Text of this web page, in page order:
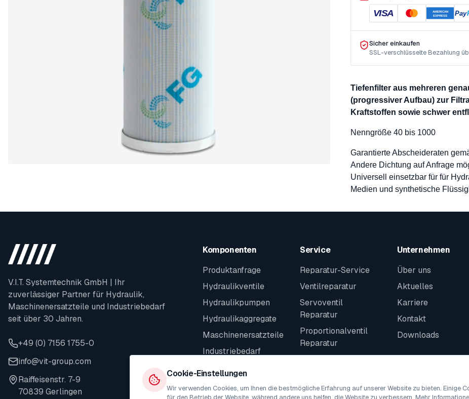
VISA
AMERICAN
EXPRESS
Pay
Sicher einkaufen
SSL-verschlüsselte Bezahlung
Tiefenfilter aus mehreren
(progressiver Aufbau) zur
Kraftstoffen sowie schwer
Nenngröße 40 bis 1000
Garantierte Abscheideraten
Andere Dichtung auf Anfrage
Universell einsetzbar für für
Medien und synthetische
V.I.T. Systemtechnik GmbH | Ihr
zuverlässiger Partner für Hydraulik,
Maschinenersatzteile und Industriebedarf
seit über 30 Jahren.
+49 (0) 7156 1755-0
info@vit-group.com
Raiffeisenstr. 7-9
70839 Gerlingen
Komponenten
Produktanfrage
Hydraulikventile
Hydraulikpumpen
Hydraulikaggregate
Maschinenersatzteile
Industriebedarf
Service
Reparatur-Service
Ventilreparatur
Servoventil
Reparatur
Proportionalventil
Reparatur
Unternehmen
Über uns
Aktuelles
Karriere
Kontakt
Downloads
Cookie-Einstellungen
Wir verwenden Cookies, um Ihnen die bestmögliche Erfahrung auf unserer Website zu bieten. Einige
für den Betrieb der Website, während andere uns helfen, die Website zu verbessern. Mehr